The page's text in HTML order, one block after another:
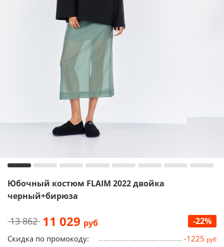
Юбочный костюм FLAIM 2022 двойка
черный+бирюза
13 862 11 029 руб -22%
Скидка по промокоду: -1225 руб